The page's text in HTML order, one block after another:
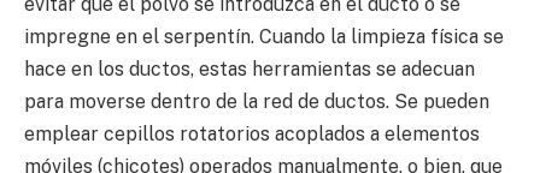
impregne en el serpentín. Cuando la limpieza física se
hace en los ductos, estas herramientas se adecuan
para moverse dentro de la red de ductos. Se pueden
emplear cepillos rotatorios acoplados a elementos
móviles (chicotes) operados manualmente, o bien, que